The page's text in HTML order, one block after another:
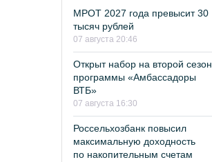
МРОТ 2027 года превысит 30
тысяч рублей
07 августа 20:46
Открыт набор на второй сезон
программы «Амбассадоры
ВТБ»
07 августа 16:30
Россельхозбанк повысил
максимальную доходность
по накопительным счетам